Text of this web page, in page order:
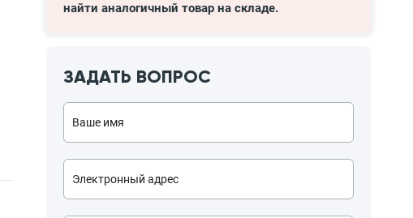
найти аналогичный товар на складе.
ЗАДАТЬ ВОПРОС